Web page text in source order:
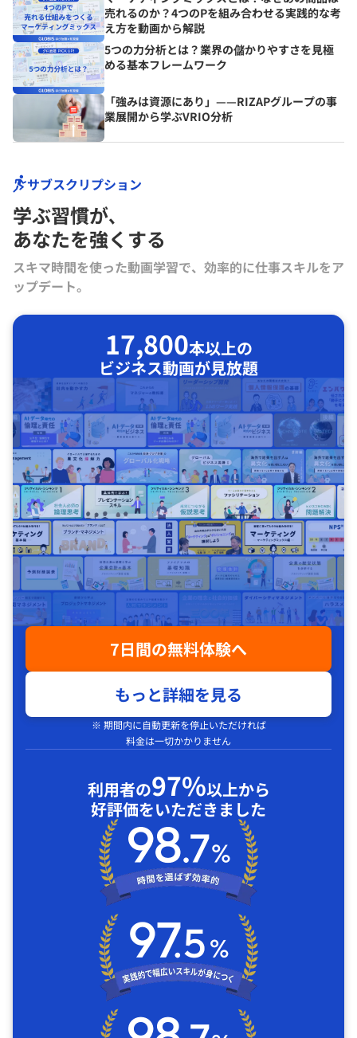
売れるのか？4つのPを組み合わせる実践的な考
え方を動画から解説
5つの力分析とは？業界の儲かりやすさを見極
める基本フレームワーク
「強みは資源にあり」——RIZAPグループの事
業展開から学ぶVRIO分析
サブスクリプション
学ぶ習慣が､
あなたを強くする
スキマ時間を使った動画学習で、効率的に仕事スキルをア
ップデート。
17,800本以上の
ビジネス動画が見放題
7日間の無料体験へ
もっと詳細を見る
※ 期間内に自動更新を停止いただければ
料金は一切かかりません
利用者の97%以上から
好評価をいただきました